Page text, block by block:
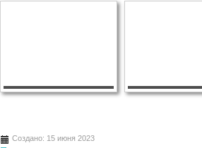
Создано: 15 июня 2023